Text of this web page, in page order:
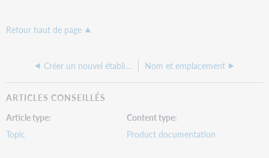
Retour haut de page
Créer un nouvel établissement Nom et emplacement
ARTICLES CONSEILLÉS
Article type
Topic
Content type
Product documentation